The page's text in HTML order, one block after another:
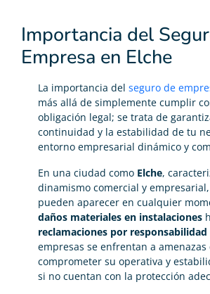
Importancia del
Empresa en Elche
La importancia del seguro de
más allá de simplemente cumplir
obligación legal; se trata de
continuidad y la estabilidad de tu
entorno empresarial dinámico y
En una ciudad como Elche,
dinamismo comercial y
pueden aparecer en cualquier
daños materiales en instalaciones
reclamaciones por
empresas se enfrentan a
comprometer su operativa y
si no cuentan con la protección